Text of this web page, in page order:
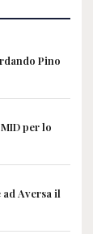
Pino
per lo
Aversa il